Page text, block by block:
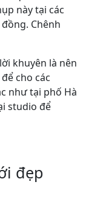
này tại các
Chênh
khuyên là nên
cho các
như tại phố Hà
studio để
đẹp